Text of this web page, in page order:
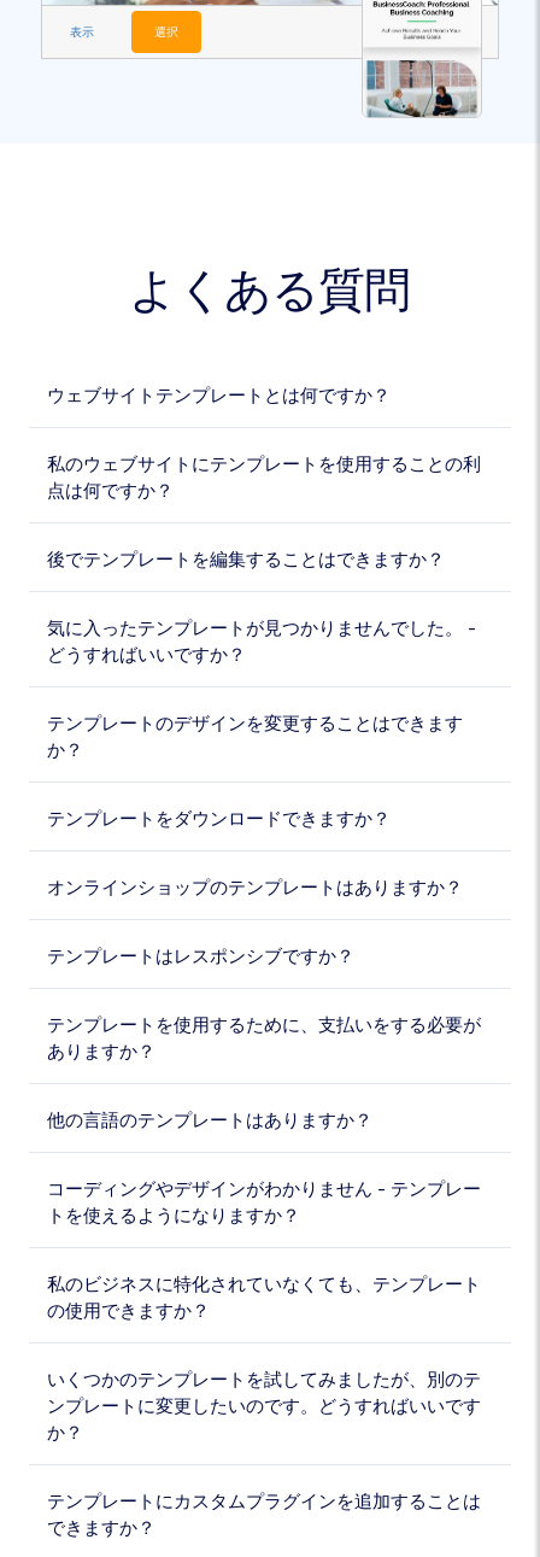
表示 選択
よくある質問
ウェブサイトテンプレートとは何ですか？
私のウェブサイトにテンプレートを使用することの利
点は何ですか？
後でテンプレートを編集することはできますか？
気に入ったテンプレートが見つかりませんでした。 -
どうすればいいですか？
テンプレートのデザインを変更することはできます
か？
テンプレートをダウンロードできますか？
オンラインショップのテンプレートはありますか？
テンプレートはレスポンシブですか？
テンプレートを使用するために、支払いをする必要が
ありますか？
他の言語のテンプレートはありますか？
コーディングやデザインがわかりません - テンプレー
トを使えるようになりますか？
私のビジネスに特化されていなくても、テンプレート
の使用できますか？
いくつかのテンプレートを試してみましたが、別のテ
ンプレートに変更したいのです。どうすればいいです
か？
テンプレートにカスタムプラグインを追加することは
できますか？